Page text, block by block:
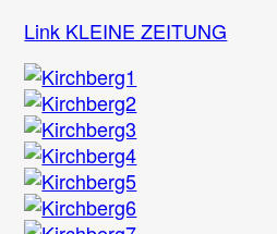
Link KLEINE ZEITUNG